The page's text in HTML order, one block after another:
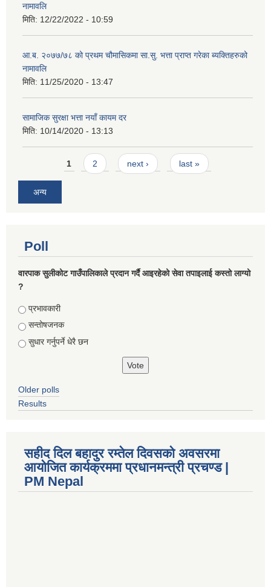
नामावलि
मिति: 12/22/2022 - 10:59
आ.ब. २०७७/७८ को प्रथम चौमासिकमा सा.सु. भत्ता प्राप्त गरेका ब्यक्तिहरुको
नामावलि
मिति: 11/25/2020 - 13:47
सामाजिक सुरक्षा भत्ता नयाँ कायम दर
मिति: 10/14/2020 - 13:13
Pages1 2 next › last »
अन्य
Poll
वारपाक सुलीकोट गाउँपालिकाले प्रदान गर्दै आइरहेको सेवा तपाइलाई कस्तो लाग्यो
?
Choices
प्रभावकारी
सन्तोषजनक
सुधार गर्नुपर्ने धेरै छन
Older polls
Results
सहीद दिल बहादुर रम्तेल दिवसको अवसरमा
आयोजित कार्यक्रममा प्रधानमन्त्री प्रचण्ड |
PM Nepal